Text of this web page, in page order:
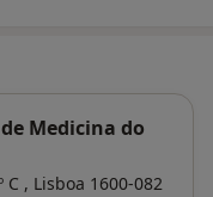
Medicina do
C , Lisboa 1600-082